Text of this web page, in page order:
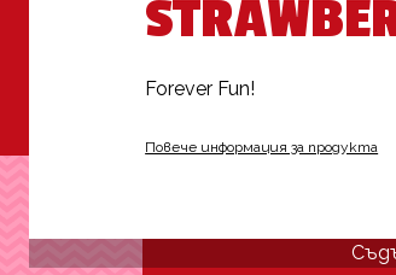
Forever Fun!
Повече информация за продукта